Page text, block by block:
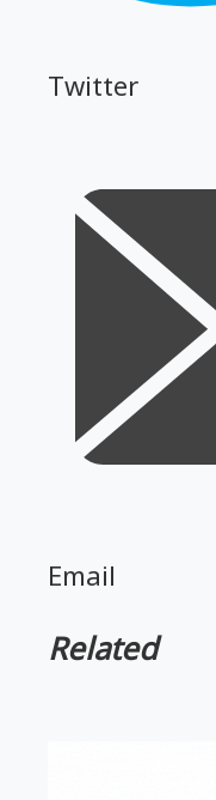
Twitter
Email
Related